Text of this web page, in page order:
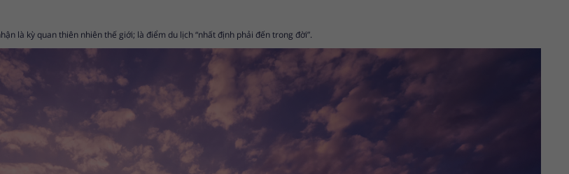
là kỳ quan thiên nhiên thế giới; là điểm du lịch “nhất định phải đến trong đời”.